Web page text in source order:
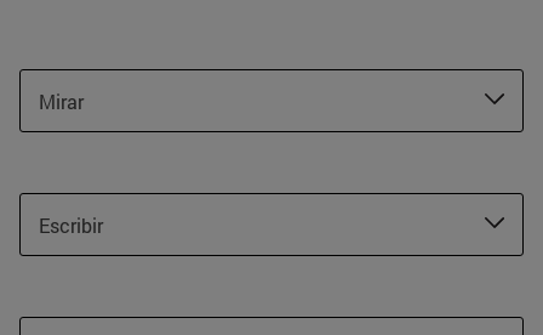
Mirar
Escribir